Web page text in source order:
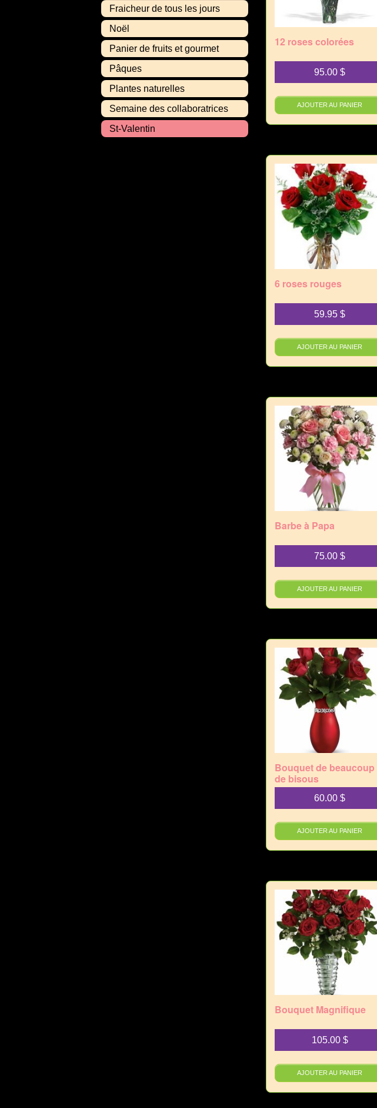
Fraicheur de tous les jours
Noël
Panier de fruits et gourmet
Pâques
Plantes naturelles
Semaine des collaboratrices
St-Valentin
12 roses colorées
95.00$
AJOUTER AU PANIER
6 roses rouges
59.95$
AJOUTER AU PANIER
Barbe à Papa
75.00$
AJOUTER AU PANIER
Bouquet de beaucoup
de bisous
60.00$
AJOUTER AU PANIER
Bouquet Magnifique
105.00 $
AJOUTER AU PANIER